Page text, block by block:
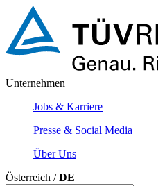
Unternehmen
Jobs & Karriere
Presse & Social Media
Über Uns
Österreich /DE